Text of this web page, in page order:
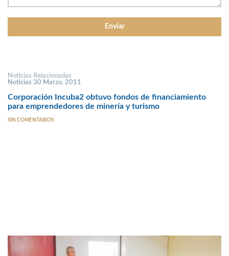
Noticias Relacionadas
Noticias 30 Marzo, 2011
Corporación Incuba2 obtuvo fondos de financiamiento
para emprendedores de minería y turismo
SIN COMENTARIOS